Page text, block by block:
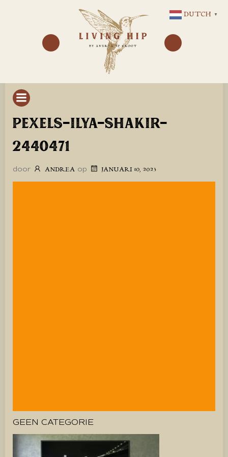
NAAR
DE
INHOUD
PEXELS-ILYA-SHAKIR-
2440471
door ANDREA op JANUARI 10, 2023
GEEN CATEGORIE
DUTCH ▼